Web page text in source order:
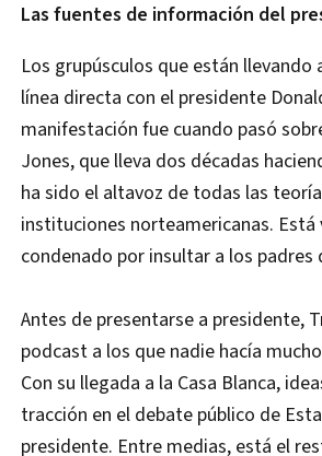
Las fuentes de información del
Los grupúsculos que están
línea directa con el presidente
manifestación fue cuando pasó
Jones, que lleva dos décadas
ha sido el altavoz de todas las
instituciones norteamericanas.
condenado por insultar a los padres
Antes de presentarse a presidente,
podcast a los que nadie hacía
Con su llegada a la Casa Blanca,
tracción en el debate público de
presidente. Entre medias, está el